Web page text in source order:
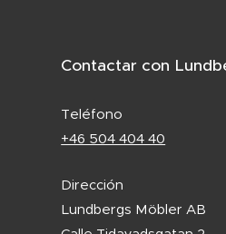
Contactar con
Teléfono
+46 504 404 40
Dirección
Lundbergs Möbler AB